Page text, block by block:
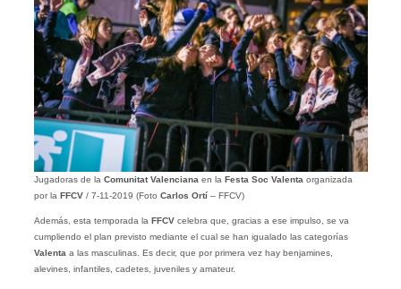
Jugadoras de la Comunitat Valenciana en la Festa Soc Valenta organizada
por la FFCV/ 7-11-2019 (Foto Carlos Ortí – FFCV)
Además, esta temporada la FFCVcelebra que, gracias a ese impulso, se va
cumpliendo el plan previsto mediante el cual se han igualado las categorías
Valenta a las masculinas. Es decir, que por primera vez hay benjamines,
alevines, infantiles, cadetes, juveniles y amateur.